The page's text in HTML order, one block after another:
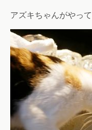
アズキちゃんがやって